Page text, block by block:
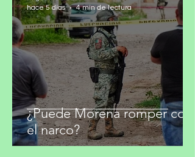
¿Puede Morena romper con
el narco?
migueldealba5
hace 5 días
4 min de lectura